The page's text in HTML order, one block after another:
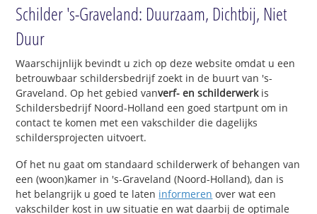
Schilder 's-Graveland: Duurzaam, Dichtbij, Niet
Duur
Waarschijnlijk bevindt u zich op deze website omdat u een
betrouwbaar schildersbedrijf zoekt in de buurt van 's-
Graveland. Op het gebied vanverf- en schilderwerkis
Schildersbedrijf Noord-Holland een goed startpunt om in
contact te komen met een vakschilder die dagelijks
schildersprojecten uitvoert.
Of het nu gaat om standaard schilderwerk of behangen van
een (woon)kamer in 's-Graveland (Noord-Holland), dan is
het belangrijk u goed te laten informeren over wat een
vakschilder kost in uw situatie en wat daarbij de optimale